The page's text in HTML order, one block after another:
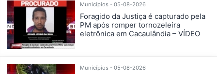
Municípios - 05-08-2026
Foragido da Justiça é capturado pela
PM após romper tornozeleira
eletrônica em Cacaulândia – VÍDEO
Municípios - 05-08-2026